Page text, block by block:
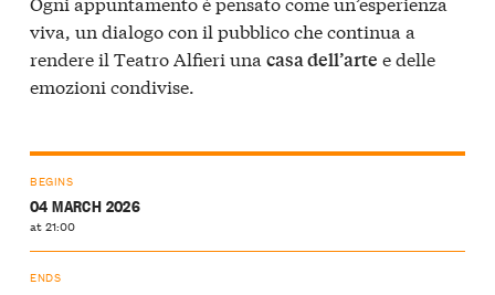
viva, un dialogo con il pubblico che continua a
rendere il Teatro Alfieri una casa dell’arte e delle
emozioni condivise.
BEGINS
04 MARCH 2026
at 21:00
ENDS